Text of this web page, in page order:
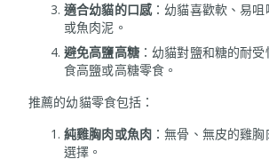
適合幼貓的口感：幼貓喜歡軟、易
或魚肉泥。
避免高鹽高糖：幼貓對鹽和糖的耐
食高鹽或高糖零食。
推薦的幼貓零食包括：
純雞胸肉或魚肉 ：無骨、無皮的雞
選擇。